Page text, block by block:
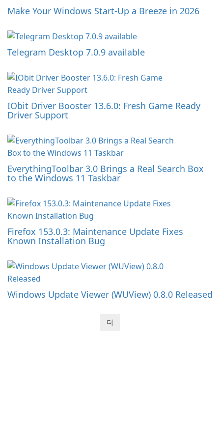
Make Your Windows Start-Up a Breeze in 2026
Telegram Desktop 7.0.9 available
IObit Driver Booster 13.6.0: Fresh Game Ready
Driver Support
EverythingToolbar 3.0 Brings a Real Search Box
to the Windows 11 Taskbar
Firefox 153.0.3: Maintenance Update Fixes
Known Installation Bug
Windows Update Viewer (WUView) 0.8.0 Released
더